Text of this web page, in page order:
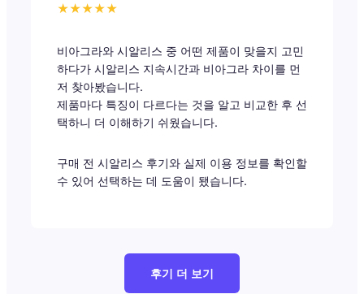
★★★★★
비아그라와 시알리스 중 어떤 제품이 맞을지 고민
하다가 시알리스 지속시간과 비아그라 차이를 먼
저 찾아봤습니다.
제품마다 특징이 다르다는 것을 알고 비교한 후 선
택하니 더 이해하기 쉬웠습니다.
구매 전 시알리스 후기와 실제 이용 정보를 확인할
수 있어 선택하는 데 도움이 됐습니다.
후기 더 보기